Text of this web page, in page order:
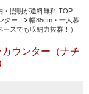
・照明が送料無料 TOP
ター
幅85cm・一人暮
スでも収納力抜群！）
ウンター（ナチ